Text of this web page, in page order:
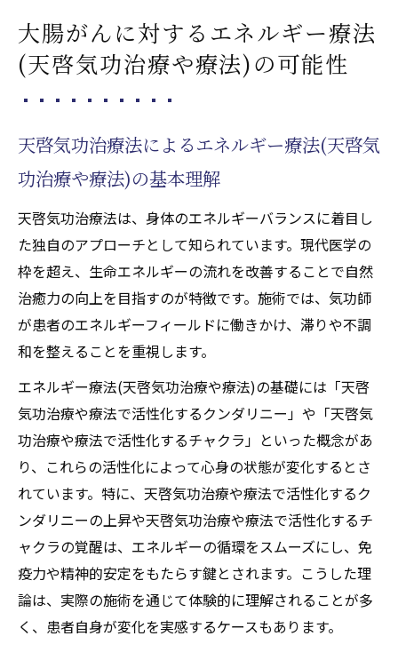
大腸がんに対するエネルギー療法
(天啓気功治療や療法)の可能性
天啓気功治療法によるエネルギー療法(天啓気
功治療や療法)の基本理解
天啓気功治療法は、身体のエネルギーバランスに着目し
た独自のアプローチとして知られています。現代医学の
枠を超え、生命エネルギーの流れを改善することで自然
治癒力の向上を目指すのが特徴です。施術では、気功師
が患者のエネルギーフィールドに働きかけ、滞りや不調
和を整えることを重視します。
エネルギー療法(天啓気功治療や療法)の基礎には「天啓
気功治療や療法で活性化するクンダリニー」や「天啓気
功治療や療法で活性化するチャクラ」といった概念があ
り、これらの活性化によって心身の状態が変化するとさ
れています。特に、天啓気功治療や療法で活性化するク
ンダリニーの上昇や天啓気功治療や療法で活性化するチ
ャクラの覚醒は、エネルギーの循環をスムーズにし、免
疫力や精神的安定をもたらす鍵とされます。こうした理
論は、実際の施術を通じて体験的に理解されることが多
く、患者自身が変化を実感するケースもあります。